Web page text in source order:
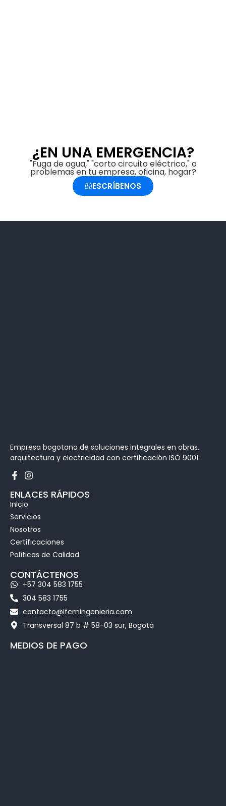
¿EN UNA EMERGENCIA?
"Fuga de agua," "corto circuito eléctrico," o
problemas en tu empresa, oficina, hogar?
ESCRÍBENOS
Empresa bogotana de soluciones integrales en obras,
arquitectura y electricidad con certificación ISO 9001.
ENLACES RÁPIDOS
Inicio
Servicios
Nosotros
Certificaciones
Políticas de Calidad
CONTÁCTENOS
+57 304 583 1755
304 583 1755
contacto@lfcmingenieria.com
Transversal 87 b # 58-03 sur, Bogotá
MEDIOS DE PAGO